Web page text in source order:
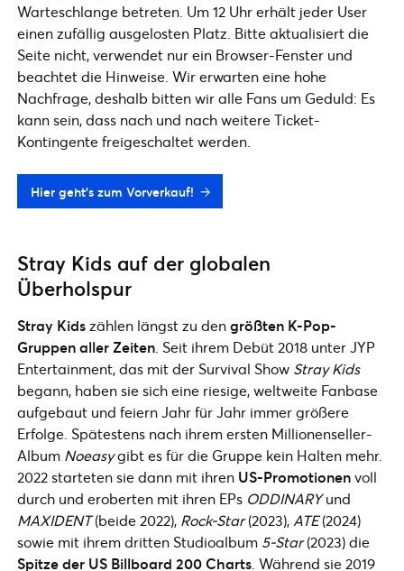
Warteschlange betreten. Um 12 Uhr erhält jeder User
einen zufällig ausgelosten Platz. Bitte aktualisiert die
Seite nicht, verwendet nur ein Browser-Fenster und
beachtet die Hinweise. Wir erwarten eine hohe
Nachfrage, deshalb bitten wir alle Fans um Geduld: Es
kann sein, dass nach und nach weitere Ticket-
Kontingente freigeschaltet werden.
Hier geht’s zum Vorverkauf!
Stray Kids auf der globalen
Überholspur
Stray Kidszählen längst zu dengrößten K-Pop-
Gruppen aller Zeiten . Seit ihrem Debüt 2018 unter JYP
Entertainment, das mit der Survival Show Stray Kids
begann, haben sie sich eine riesige, weltweite Fanbase
aufgebaut und feiern Jahr für Jahr immer größere
Erfolge. Spätestens nach ihrem ersten Millionenseller-
Album Noeasygibt es für die Gruppe kein Halten mehr.
2022 starteten sie dann mit ihren US-Promotionenvoll
durch und eroberten mit ihren EPs ODDINARYund
MAXIDENT(beide 2022), Rock-Star(2023), ATE(2024)
sowie mit ihrem dritten Studioalbum 5-Star(2023) die
Spitze der US Billboard 200 Charts . Während sie 2019